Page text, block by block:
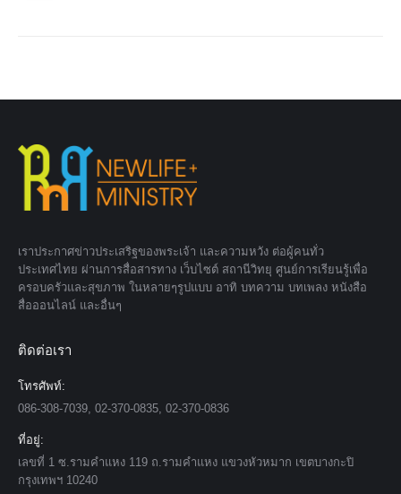
เราประกาศข่าวประเสริฐของพระเจ้า และความหวัง ต่อผู้คนทั่ว
ประเทศไทย ผ่านการสื่อสารทาง เว็บไซต์ สถานีวิทยุ ศูนย์การเรียนรู้เพื่อ
ครอบครัวและสุขภาพ ในหลายๆรูปแบบ อาทิ บทความ บทเพลง หนังสือ
สื่อออนไลน์ และอื่นๆ
ติดต่อเรา
โทรศัพท์:
086-308-7039, 02-370-0835, 02-370-0836
ที่อยู่:
เลขที่ 1 ซ.รามคำแหง 119 ถ.รามคำแหง แขวงหัวหมาก เขตบางกะปิ
กรุงเทพฯ 10240